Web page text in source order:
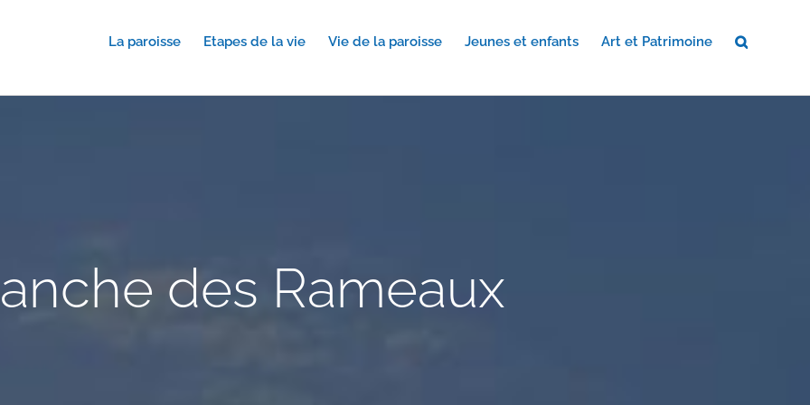
La paroisse Etapes de la vie Vie de la paroisse Jeunes et enfants Art et Patrimoine
des Rameaux